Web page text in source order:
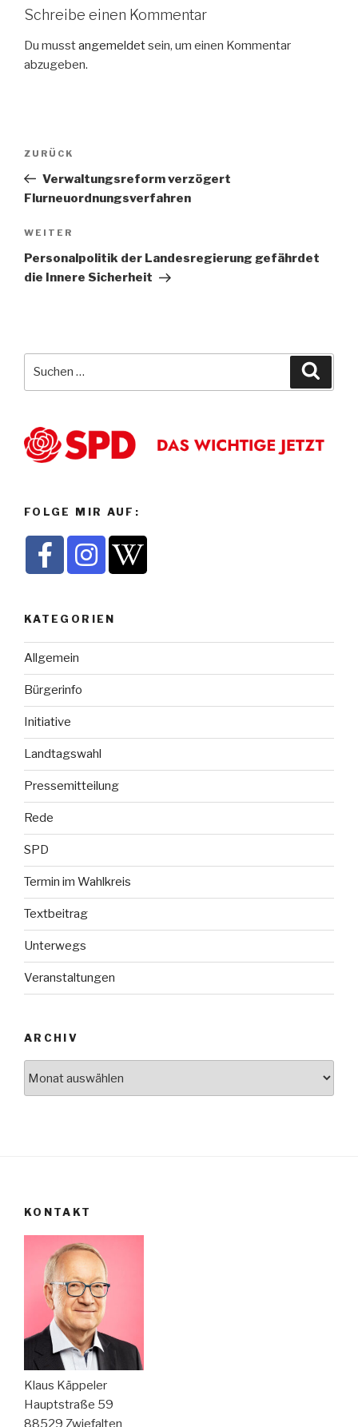
Schreibe einen Kommentar
Du musstangemeldetsein, um einen Kommentar
abzugeben.
Beitragsnavigation
Vorheriger
Beitrag
ZURÜCK
Verwaltungsreform verzögert
Flurneuordnungsverfahren
Nächster
Beitrag
WEITER
Personalpolitik der Landesregierung gefährdet
die Innere Sicherheit
FOLGE MIR AUF:
KATEGORIEN
Allgemein
Bürgerinfo
Initiative
Landtagswahl
Pressemitteilung
Rede
SPD
Termin im Wahlkreis
Textbeitrag
Unterwegs
Veranstaltungen
ARCHIV
KONTAKT
Klaus Käppeler
Hauptstraße 59